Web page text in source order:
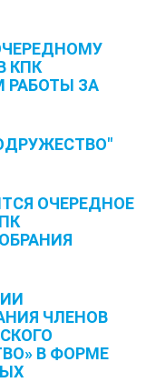
КПК
РАБОТЫ ЗА
ОЧЕРЕДНОЕ
ЧЛЕНОВ
В ФОРМЕ